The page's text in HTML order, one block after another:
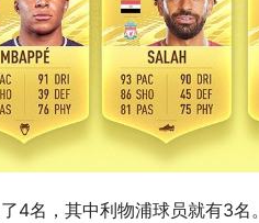
4名，其中利物浦球员就有3名。